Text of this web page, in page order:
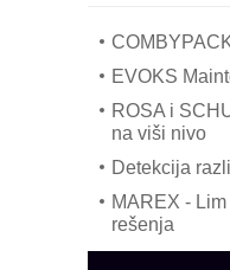
EVOKS
ROSA i
na viši nivo
Detekcija
MAREX -
rešenja